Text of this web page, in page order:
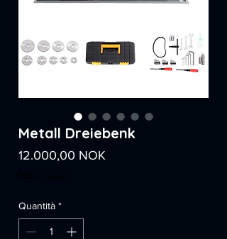
Metall Dreiebenk
12.000,00 NOK
Quantità *